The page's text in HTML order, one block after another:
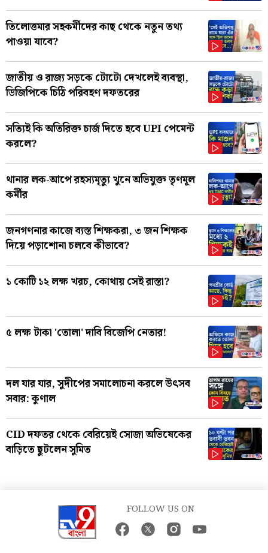
তিলোত্তমার সহকর্মীদের কাছ থেকে নতুন তথ্য
পাওয়া যাবে?
জাতীয় ও রাজ্য সড়কে টোটো দেখলেই ব্যবস্থা,
ডিজিপিকে চিঠি পরিবহণ দফতরের
সত্যিই কি অতিরিক্ত চার্জ দিতে হবে UPI পেমেন্ট
করলে?
থানার লক-আপে রহস্যমৃত্যু খুনে অভিযুক্ত তৃণমূল
কর্মীর
জনগণনার কাজে ব্যস্ত শিক্ষকরা, ৩ জন শিক্ষক
দিয়ে পড়াশোনা চলবে কীভাবে?
১ কোটি ১২ লক্ষ খরচ, কোথায় সেই রাস্তা?
৫ লক্ষ টাকা 'তোলা' দাবি বিজেপি নেতার!
দল যার যার, সুদীপের সমালোচনা করলে উৎসব
সবার: কুণাল
CID দফতর থেকে বেরিয়েই সোজা অভিষেকের
বাড়িতে ছুটলেন সুমিত
FOLLOW US ON